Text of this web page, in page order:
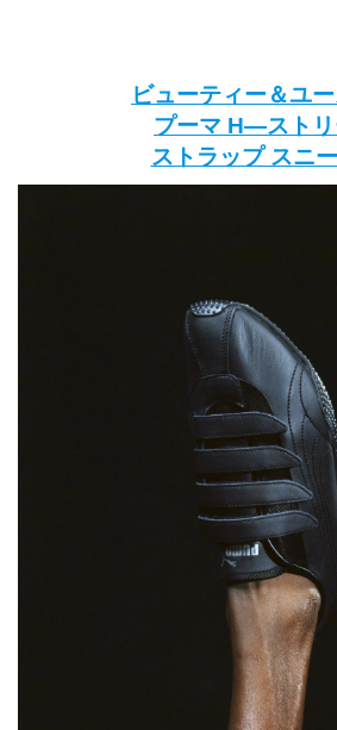
ビューティー＆ユ
プーマ H―ストリ
ストラップ スニ